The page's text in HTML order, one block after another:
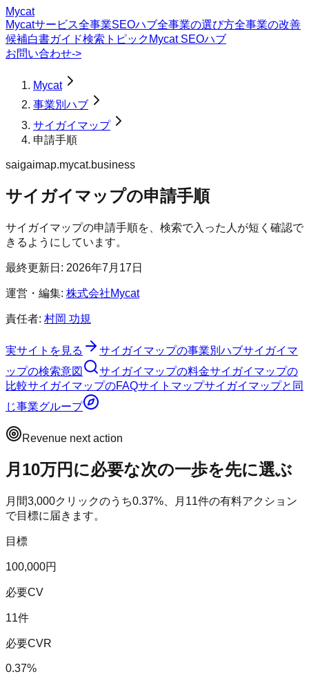
Mycat
Mycatサービス全事業SEOハブ全事業の選び方全事業の改善
候補白書ガイド検索トピック Mycat SEOハブ
お問い合わせ->
Mycat
事業別ハブ
サイガイマップ
申請手順
saigaimap.mycat.business
サイガイマップの申請手順
サイガイマップの申請手順を、検索で入った人が短く確認で
きるようにしています。
最終更新日: 2026年7月17日
運営・編集: 株式会社Mycat
責任者: 村岡 功規
実サイトを見る サイガイマップの事業別ハブサイガイマ
ップの検索意図 サイガイマップの料金サイガイマップの
比較サイガイマップのFAQサイトマップサイガイマップと同
じ事業グループ
Revenue next action
月10万円に必要な次の一歩を先に選ぶ
月間3,000クリックのうち0.37%、月 11件の有料アクション
で目標に届きます。
目標
100,000円
必要CV
11件
必要CVR
0.37%